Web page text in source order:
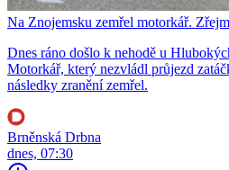
Na Znojemsku zemřel motorkář.
Dnes ráno došlo k nehodě u
Motorkář, který nezvládl průjezd
následky zranění zemřel.
Brněnská Drbna
dnes, 07:30